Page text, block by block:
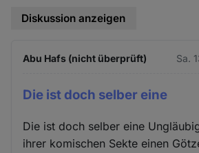
Diskussion anzeigen
Abu Hafs (nicht überprüft) Sa.
Die ist doch selber eine
Die ist doch selber eine
ihrer komischen Sekte einen